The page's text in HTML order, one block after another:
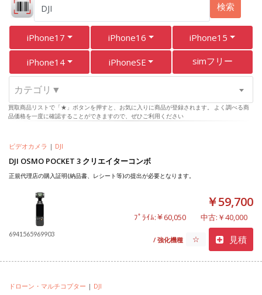
検索
iPhone17 iPhone16 iPhone15
iPhone14 iPhoneSE simフリー
カテゴリ▼
買取商品リストで「★」ボタンを押すと、お気に入りに商品が登録されます。 よく調べる商
品価格を一度に確認することができますので、ぜひご利用ください
ビデオカメラ | DJI
DJI OSMO POCKET 3 クリエイターコンボ
正規代理店の購入証明(納品書、レシート等)の提出が必要となります。
6941565969903
￥59,700
ﾌﾟﾗｲﾑ:￥60,050 中古:￥40,000
/ 強化機種 ☆ 見積
ドローン・マルチコプター | DJI